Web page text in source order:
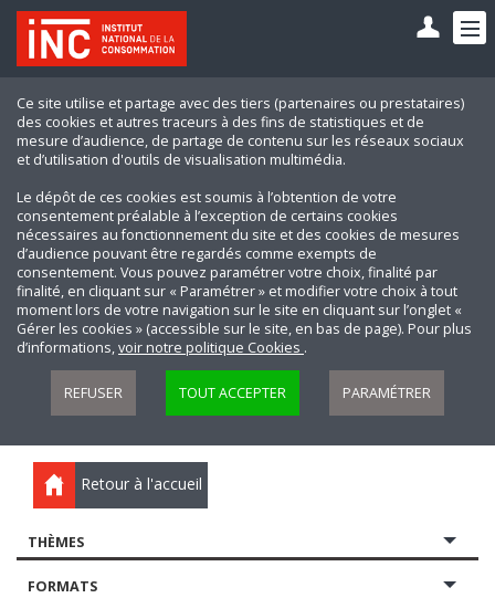
Ce site utilise et partage avec des tiers (partenaires ou prestataires)
des cookies et autres traceurs à des fins de statistiques et de
mesure d’audience, de partage de contenu sur les réseaux sociaux
et d’utilisation d'outils de visualisation multimédia.
Le dépôt de ces cookies est soumis à l’obtention de votre
consentement préalable à l’exception de certains cookies
nécessaires au fonctionnement du site et des cookies de mesures
d’audience pouvant être regardés comme exempts de
consentement. Vous pouvez paramétrer votre choix, finalité par
finalité, en cliquant sur « Paramétrer » et modifier votre choix à tout
moment lors de votre navigation sur le site en cliquant sur l’onglet «
Gérer les cookies » (accessible sur le site, en bas de page). Pour plus
d’informations,voir notre politique Cookies .
REFUSER TOUT ACCEPTER PARAMÉTRER
Retour à l'accueil
THÈMES
FORMATS